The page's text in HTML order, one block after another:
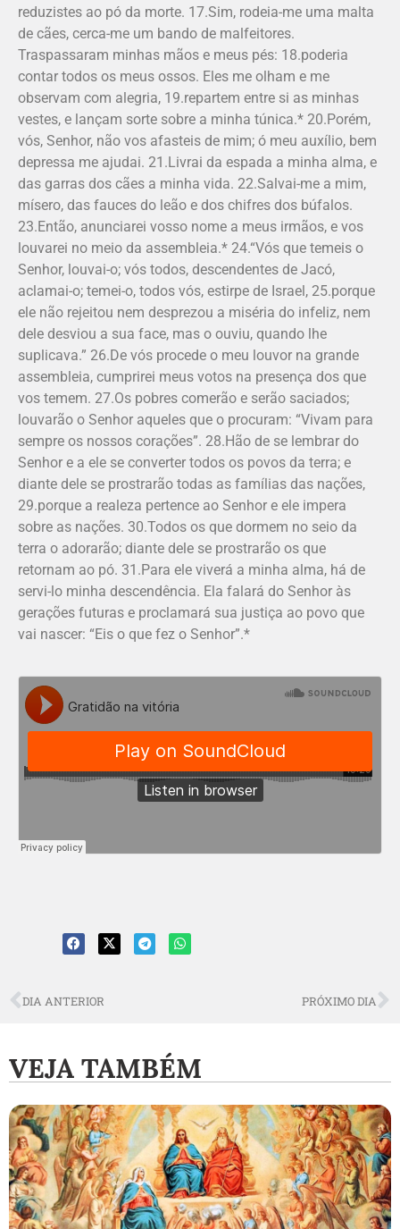
reduzistes ao pó da morte. 17.Sim, rodeia-me uma malta
de cães, cerca-me um bando de malfeitores.
Traspassaram minhas mãos e meus pés: 18.poderia
contar todos os meus ossos. Eles me olham e me
observam com alegria, 19.repartem entre si as minhas
vestes, e lançam sorte sobre a minha túnica.* 20.Porém,
vós, Senhor, não vos afasteis de mim; ó meu auxílio, bem
depressa me ajudai. 21.Livrai da espada a minha alma, e
das garras dos cães a minha vida. 22.Salvai-me a mim,
mísero, das fauces do leão e dos chifres dos búfalos.
23.Então, anunciarei vosso nome a meus irmãos, e vos
louvarei no meio da assembleia.* 24.“Vós que temeis o
Senhor, louvai-o; vós todos, descendentes de Jacó,
aclamai-o; temei-o, todos vós, estirpe de Israel, 25.porque
ele não rejeitou nem desprezou a miséria do infeliz, nem
dele desviou a sua face, mas o ouviu, quando lhe
suplicava.” 26.De vós procede o meu louvor na grande
assembleia, cumprirei meus votos na presença dos que
vos temem. 27.Os pobres comerão e serão saciados;
louvarão o Senhor aqueles que o procuram: “Vivam para
sempre os nossos corações”. 28.Hão de se lembrar do
Senhor e a ele se converter todos os povos da terra; e
diante dele se prostrarão todas as famílias das nações,
29.porque a realeza pertence ao Senhor e ele impera
sobre as nações. 30.Todos os que dormem no seio da
terra o adorarão; diante dele se prostrarão os que
retornam ao pó. 31.Para ele viverá a minha alma, há de
servi-lo minha descendência. Ela falará do Senhor às
gerações futuras e proclamará sua justiça ao povo que
vai nascer: “Eis o que fez o Senhor”.*
DIA ANTERIOR PRÓXIMO DIA
VEJA TAMBÉM